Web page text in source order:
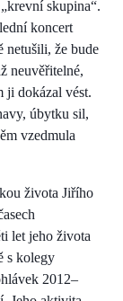
skupina“.
koncert
netušili, že bude
neuvěřitelné,
ji dokázal vést.
úbytku sil,
vzedmula
života Jiřího
let jeho života
s kolegy
2012–